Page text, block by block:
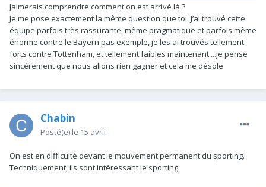
Jaimerais comprendre comment on est arrivé là ?
Je me pose exactement la même question que toi. J’ai trouvé cette
équipe parfois très rassurante, même pragmatique et parfois même
énorme contre le Bayern pas exemple, je les ai trouvés tellement
forts contre Tottenham, et tellement faibles maintenant....je pense
sincèrement que nous allons rien gagner et cela me désole
Chabin
Posté(e) le 15 avril
On est en difficulté devant le mouvement permanent du sporting.
Techniquement, ils sont intéressant le sporting.